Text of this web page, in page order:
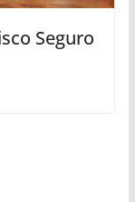
Seguro